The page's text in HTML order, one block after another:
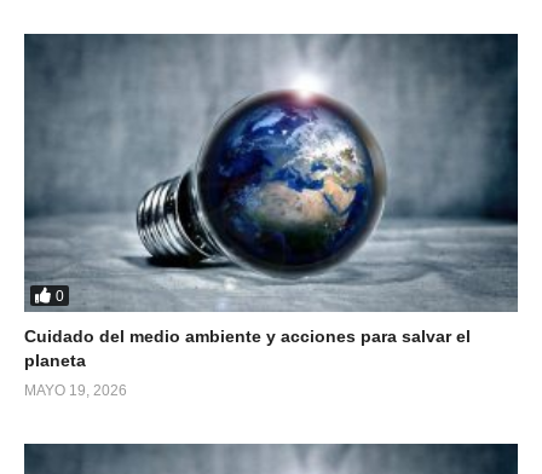
0
Cuidado del medio ambiente y acciones para salvar el
planeta
MAYO 19, 2026